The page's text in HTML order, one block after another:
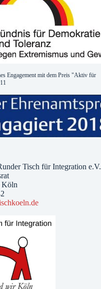
Engagement mit dem Preis "Aktiv für
Tisch für Integration e.V.
Köln